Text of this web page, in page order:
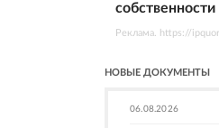
собственности
Реклама. https://
НОВЫЕ ДОКУМЕНТЫ
06.08.2026